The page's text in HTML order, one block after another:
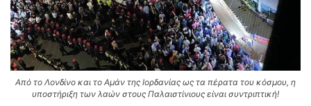
Από το Λονδίνο και το Αμάν της Ιορδανίας ως τα πέρατα του κόσμου, η
υποστήριξη των λαών στους Παλαιστίνιους είναι συντριπτική!